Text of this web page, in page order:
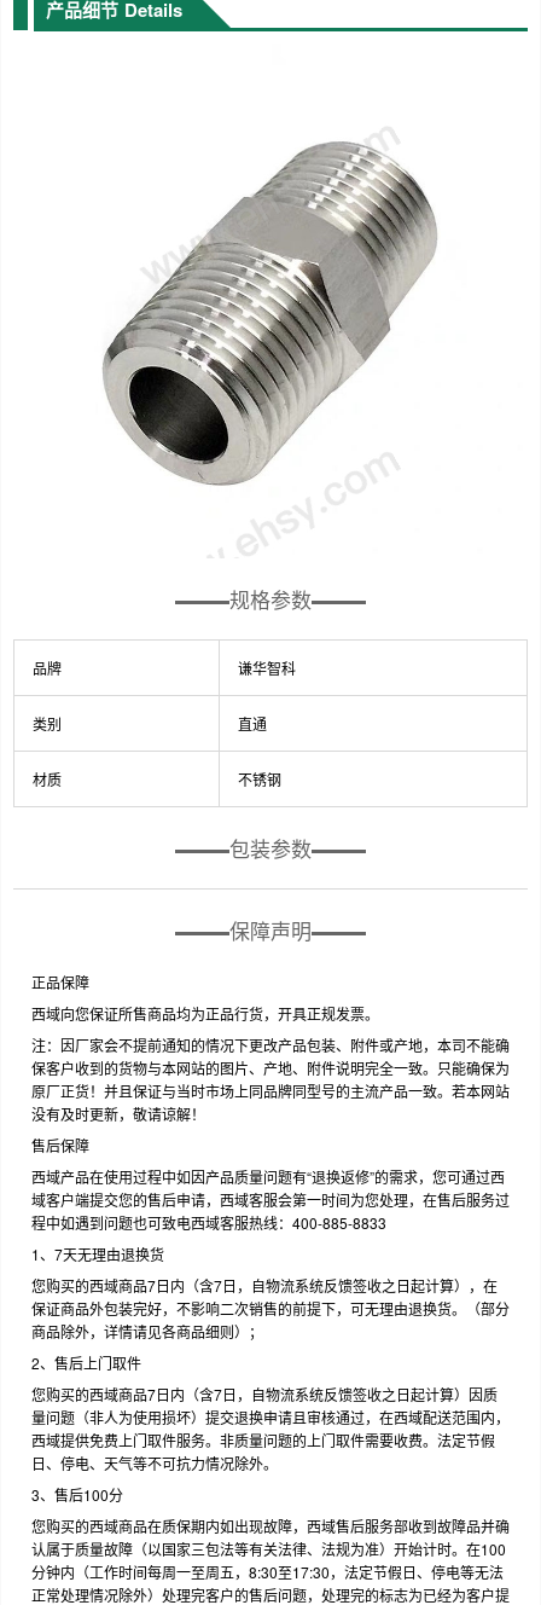
产品细节 Details
规格参数
品牌 谦华智科
类别 直通
材质 不锈钢
包装参数
保障声明
正品保障
西域向您保证所售商品均为正品行货，开具正规发票。
注：因厂家会不提前通知的情况下更改产品包装、附件或产地，本司不能确
保客户收到的货物与本网站的图片、产地、附件说明完全一致。只能确保为
原厂正货！并且保证与当时市场上同品牌同型号的主流产品一致。若本网站
没有及时更新，敬请谅解！
售后保障
西域产品在使用过程中如因产品质量问题有“退换返修”的需求，您可通过西
域客户端提交您的售后申请，西域客服会第一时间为您处理，在售后服务过
程中如遇到问题也可致电西域客服热线：400-885-8833
1、7天无理由退换货
您购买的西域商品7日内（含7日，自物流系统反馈签收之日起计算），在
保证商品外包装完好，不影响二次销售的前提下，可无理由退换货。（部分
商品除外，详情请见各商品细则）；
2、售后上门取件
您购买的西域商品7日内（含7日，自物流系统反馈签收之日起计算）因质
量问题（非人为使用损坏）提交退换申请且审核通过，在西域配送范围内，
西域提供免费上门取件服务。非质量问题的上门取件需要收费。法定节假
日、停电、天气等不可抗力情况除外。
3、售后100分
您购买的西域商品在质保期内如出现故障，西域售后服务部收到故障品并确
认属于质量故障（以国家三包法等有关法律、法规为准）开始计时。在100
分钟内（工作时间每周一至周五，8:30至17:30，法定节假日、停电等无法
正常处理情况除外）处理完客户的售后问题，处理完的标志为已经为客户提